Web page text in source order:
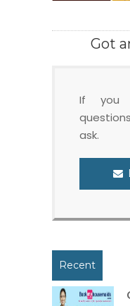
Got
If you
ask.
Recent